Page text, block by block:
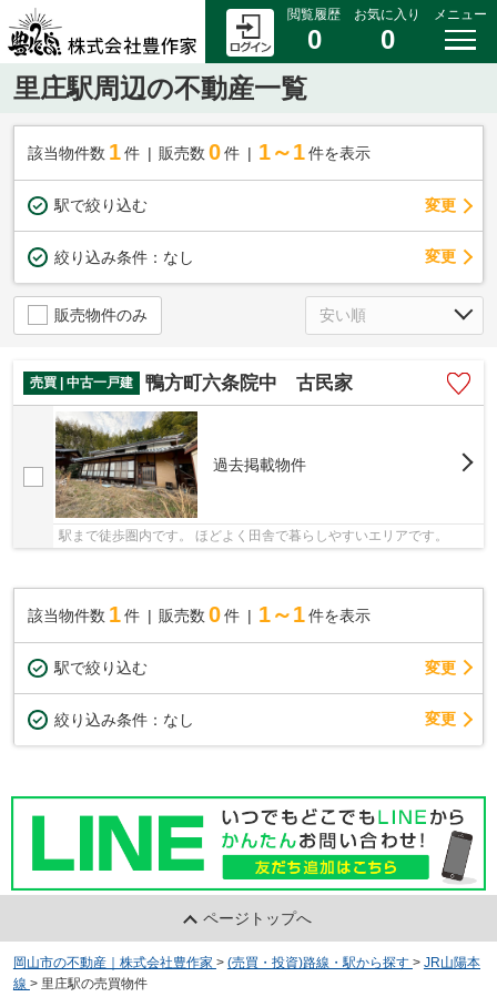
閲覧履歴
0
お気に入り
0
メニュー
里庄駅周辺の不動産一覧
該当物件数 1件 販売数 0 件 1～1 件を表示
駅で絞り込む 変更
絞り込み条件： なし 変更
販売物件のみ
売買 | 中古一戸建 鴨方町六条院中 古民家
過去掲載物件
駅まで徒歩圏内です。 ほどよく田舎で暮らしやすいエリアです。
該当物件数 1件 販売数 0 件 1～1 件を表示
駅で絞り込む 変更
絞り込み条件： なし 変更
ページトップへ
岡山市の不動産｜株式会社豊作家 > (売買・投資)路線・駅から探す > JR山陽本
線 > 里庄駅の売買物件